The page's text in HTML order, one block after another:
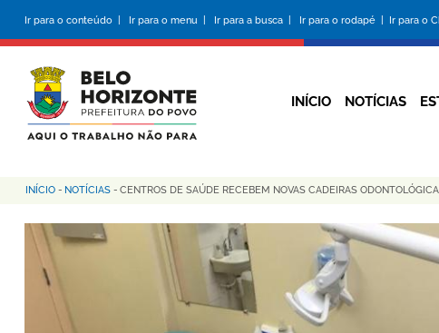
conteúdo
principal
Ir para o conteúdo | Ir para o menu | Ir para a busca | Ir para o rodapé | Ir para o
INÍCIO NOTÍCIAS
Trilha
de
navegação
INÍCIO - NOTÍCIAS - CENTROS DE SAÚDE RECEBEM NOVAS CADEIRAS